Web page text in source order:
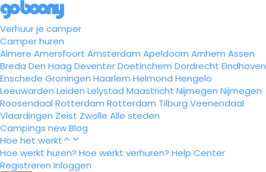
Verhuur je camper
Camper huren
Almere Amersfoort Amsterdam Apeldoorn Arnhem Assen
Breda Den Haag DeventerDoetinchem Dordrecht Eindhoven
Enschede Groningen Haarlem Helmond Hengelo
Leeuwarden Leiden Lelystad Maastricht Nijmegen Nijmegen
Roosendaal Rotterdam Rotterdam Tilburg Veenendaal
Vlaardingen Zeist Zwolle Alle steden
Campings newBlog
Hoe het werkt
Hoe werkt huren? Hoe werkt verhuren? Help Center
Registreren Inloggen